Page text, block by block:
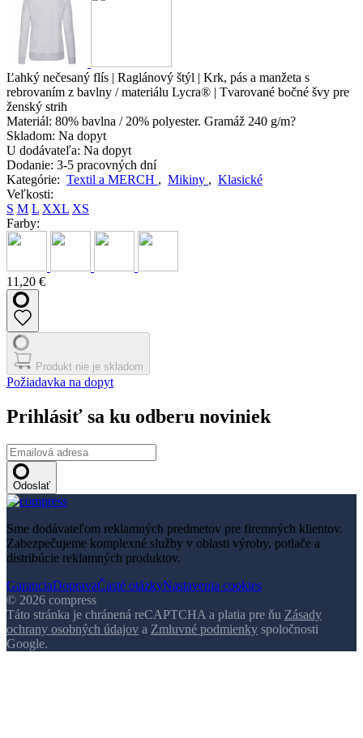
Ľahký nečesaný flís | Raglánový štýl | Krk, pás a manžeta s
rebrovaním z bavlny / materiálu Lycra® | Tvarované bočné švy pre
ženský strih
Materiál: 80% bavlna / 20% polyester. Gramáž 240 g/m?
Skladom: Na dopyt
U dodávateľa: Na dopyt
Dodanie: 3-5 pracovných dní
Kategórie: Textil a MERCH , Mikiny , Klasické
Veľkosti:
S M L XXL XS
Farby:
11,20 €
Produkt nie je skladom
Požiadavka na dopyt
Prihlásiť sa ku odberu noviniek
Odoslať
Sme dodávateľom reklamných predmetov pre firemných klientov.
Zabezpečujeme komplexné služby v oblasti výroby, potlače a
distribúcie reklamných produktov.
GaranciaDopravaČasté otázkyNastavenia cookies
© 2026 compress
Táto stránka je chránená reCAPTCHA a platia pre ňu Zásady
ochrany osobných údajov a Zmluvné podmienky spoločnosti
Google.